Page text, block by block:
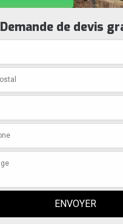
Demande de devis